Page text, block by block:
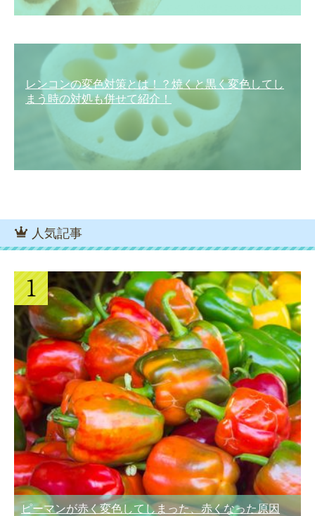
レンコンの変色対策とは！？焼くと黒く変色してし
まう時の対処も併せて紹介！
人気記事
ピーマンが赤く変色してしまった、赤くなった原因